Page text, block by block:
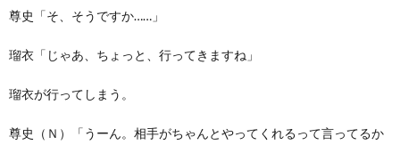
尊史「そ、そうですか……」
瑠衣「じゃあ、ちょっと、行ってきますね」
瑠衣が行ってしまう。
尊史（Ｎ）「うーん。相手がちゃんとやってくれるって言ってるか